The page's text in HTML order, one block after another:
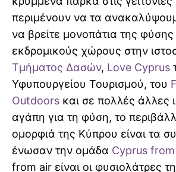
περιμένουν να τα
να βρείτε μονοπάτια της φύσης
εκδρομικούς χώρους στην
Τμήματος Δασών, Love Cyprus
Υφυπουργείου Τουρισμού, του
Outdoors και σε πολλές άλλες
αγάπη για τη φύση, το
ομορφιά της Κύπρου είναι τα
ένωσαν την ομάδα Cyprus
from air είναι οι φυσιολάτρες